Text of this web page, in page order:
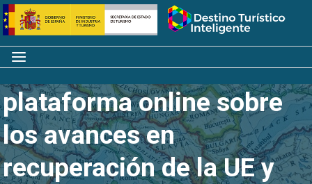
Saltar
al
contenido
Inicio
Menú
En marcha una
plataforma online sobre
los avances en
recuperación de la UE y